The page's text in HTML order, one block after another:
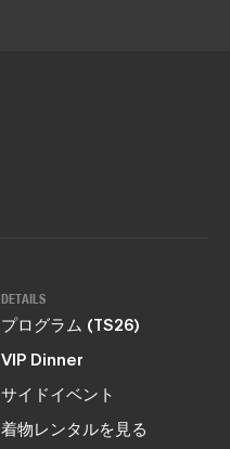
DETAILS
プログラム (TS26)
VIP Dinner
サイドイベント
着物レンタルを見る